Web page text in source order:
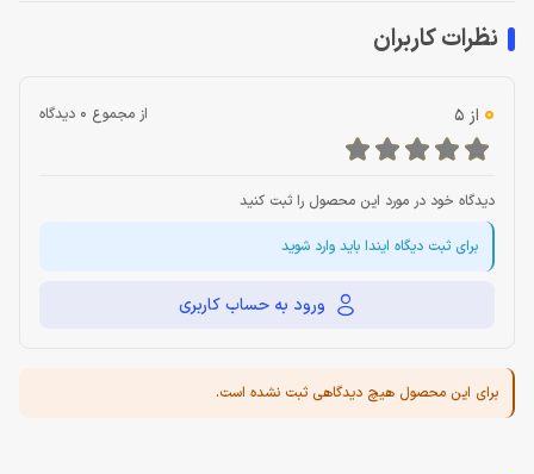
نظرات کاربران
0 از 5 از مجموع 0 دیدگاه
دیدگاه خود در مورد این محصول را ثبت کنید
برای ثبت دیگاه ایندا باید وارد شوید
ورود به حساب کاربری
برای این محصول هیچ دیدگاهی ثبت نشده است.